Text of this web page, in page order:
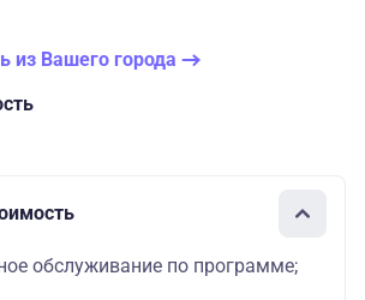
из Вашего города
обслуживание по программе;